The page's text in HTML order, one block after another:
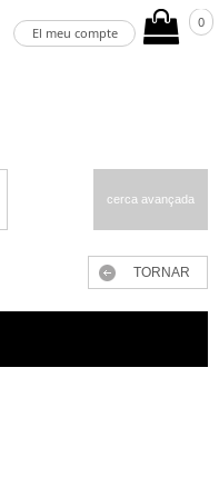
El meu compte
0
cerca avançada
TORNAR